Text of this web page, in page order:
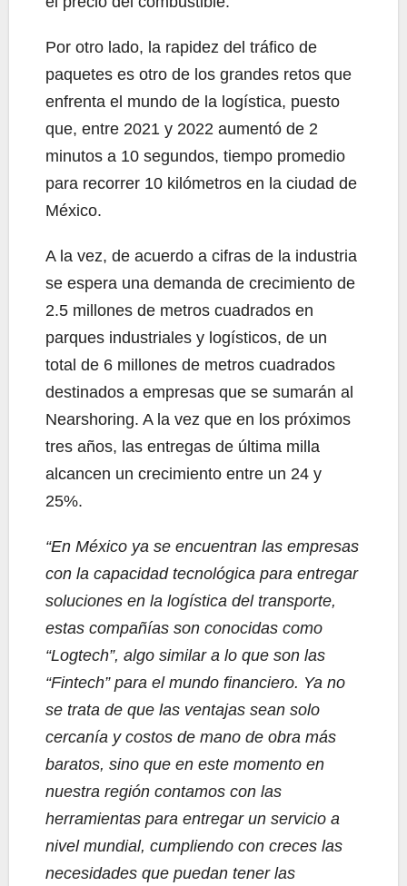
Por otro lado, la rapidez del tráfico de
paquetes es otro de los grandes retos que
enfrenta el mundo de la logística, puesto
que, entre 2021 y 2022 aumentó de 2
minutos a 10 segundos, tiempo promedio
para recorrer 10 kilómetros en la ciudad de
México.
A la vez, de acuerdo a cifras de la industria
se espera una demanda de crecimiento de
2.5 millones de metros cuadrados en
parques industriales y logísticos, de un
total de 6 millones de metros cuadrados
destinados a empresas que se sumarán al
Nearshoring. A la vez que en los próximos
tres años, las entregas de última milla
alcancen un crecimiento entre un 24 y
25%.
“En México ya se encuentran las empresas
con la capacidad tecnológica para entregar
soluciones en la logística del transporte,
estas compañías son conocidas como
“Logtech”, algo similar a lo que son las
“Fintech” para el mundo financiero. Ya no
se trata de que las ventajas sean solo
cercanía y costos de mano de obra más
baratos, sino que en este momento en
nuestra región contamos con las
herramientas para entregar un servicio a
nivel mundial, cumpliendo con creces las
necesidades que puedan tener las